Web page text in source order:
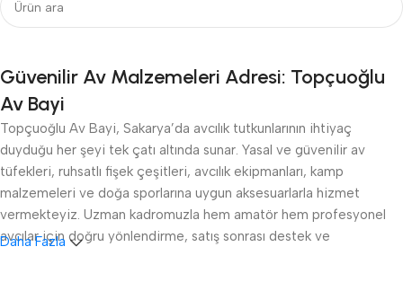
Güvenilir Av Malzemeleri Adresi: Topçuoğlu
Av Bayi
Topçuoğlu Av Bayi, Sakarya’da avcılık tutkunlarının ihtiyaç
duyduğu her şeyi tek çatı altında sunar. Yasal ve güvenilir av
tüfekleri, ruhsatlı fişek çeşitleri, avcılık ekipmanları, kamp
malzemeleri ve doğa sporlarına uygun aksesuarlarla hizmet
vermekteyiz. Uzman kadromuzla hem amatör hem profesyonel
avcılar için doğru yönlendirme, satış sonrası destek ve
Daha Fazla